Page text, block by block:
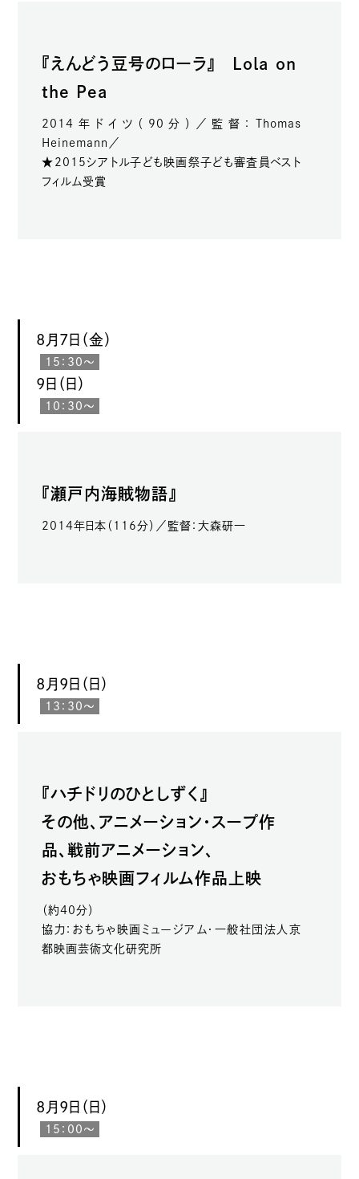
『えんどう豆号のローラ』 Lola on
the Pea
2014年ドイツ（90分）／監督：Thomas
Heinemann／
★2015シアトル子ども映画祭子ども審査員ベスト
フィルム受賞
8月7日（金）
15：30～
9日（日）
10：30～
『瀬戸内海賊物語』
2014年日本（116分）／監督：大森研一
8月9日（日）
13：30～
『ハチドリのひとしずく』
その他、アニメーション・スープ作
品、戦前アニメーション、
おもちゃ映画フィルム作品上映
（約40分）
協力：おもちゃ映画ミュージアム・一般社団法人京
都映画芸術文化研究所
8月9日（日）
15：00～